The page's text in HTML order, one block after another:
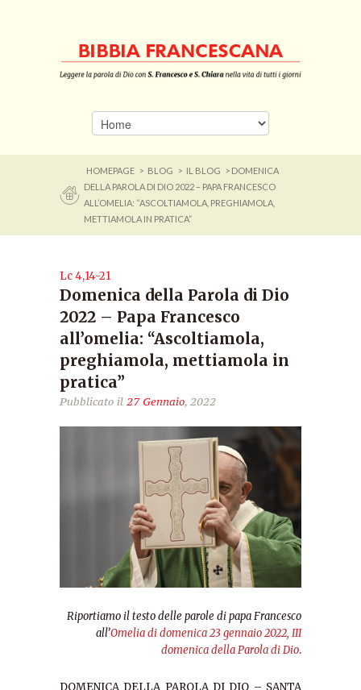
HOMEPAGE > BLOG > IL BLOG
> DOMENICA
DELLA PAROLA DI DIO 2022 – PAPA FRANCESCO
ALL’OMELIA: “ASCOLTIAMOLA, PREGHIAMOLA,
METTIAMOLA IN PRATICA”
Lc 4,14-21
Domenica della Parola di Dio
2022 – Papa Francesco
all’omelia: “Ascoltiamola,
preghiamola, mettiamola in
pratica”
Pubblicato il 27 Gennaio, 2022
Riportiamo il testo delle parole di papa Francesco
all’Omelia di domenica 23 gennaio 2022, III
domenica della Parola di Dio.
DOMENICA DELLA PAROLA DI DIO – SANTA